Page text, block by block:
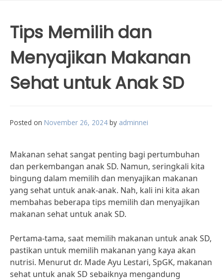
Tips Memilih dan
Menyajikan Makanan
Sehat untuk Anak SD
Posted on November 26, 2024 by adminnei
Makanan sehat sangat penting bagi pertumbuhan
dan perkembangan anak SD. Namun, seringkali kita
bingung dalam memilih dan menyajikan makanan
yang sehat untuk anak-anak. Nah, kali ini kita akan
membahas beberapa tips memilih dan menyajikan
makanan sehat untuk anak SD.
Pertama-tama, saat memilih makanan untuk anak SD,
pastikan untuk memilih makanan yang kaya akan
nutrisi. Menurut dr. Made Ayu Lestari, SpGK, makanan
sehat untuk anak SD sebaiknya mengandung